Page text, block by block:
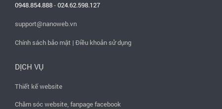
0948.854.888-024.62.598.127
support@nanoweb.vn
Chính sách bảo mật | Điều khoản sử dụng
DỊCH VỤ
Thiết kế website
Chăm sóc website, fanpage facebook